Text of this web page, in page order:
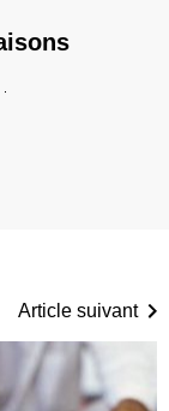
Article suivant